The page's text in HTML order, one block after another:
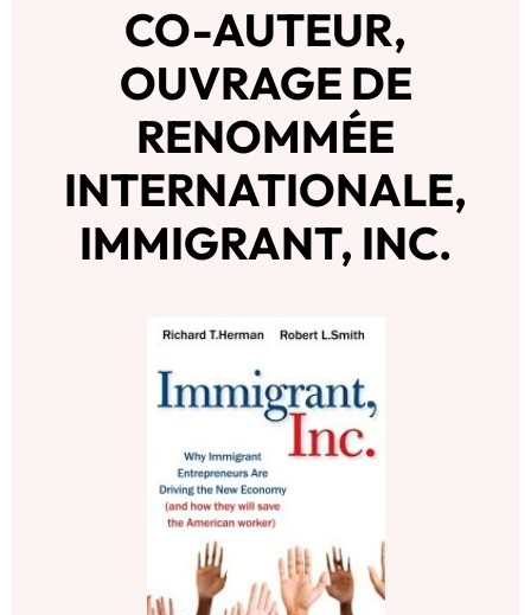
CO-AUTEUR,
OUVRAGE DE
RENOMMÉE
INTERNATIONALE,
IMMIGRANT, INC.